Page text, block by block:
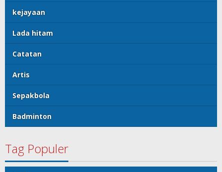
kejayaan
Lada hitam
Catatan
Artis
Sepakbola
Badminton
Tag Populer